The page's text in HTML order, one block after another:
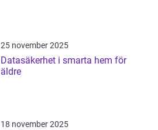
25 november 2025
Datasäkerhet i smarta hem för
äldre
18 november 2025